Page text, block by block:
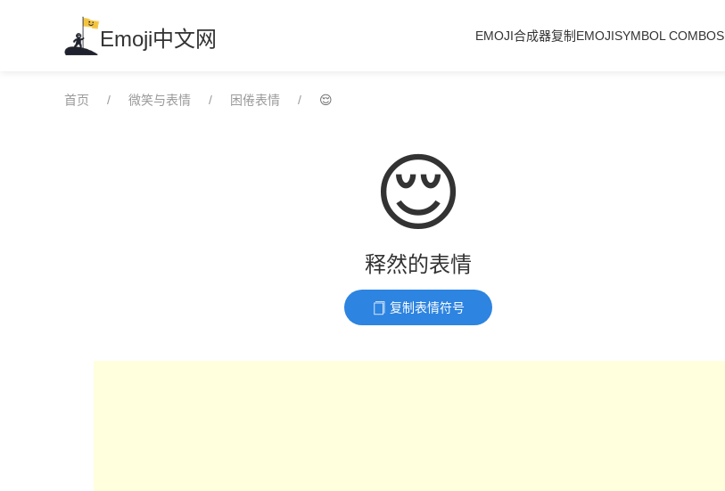
Emoji中文网 EMOJI合成器复制EMOJISYMBOL COMBOS
首页 微笑与表情 困倦表情 😌
😌
释然的表情
复制表情符号